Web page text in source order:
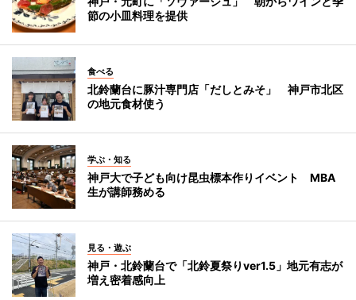
節の小皿料理を提供
食べる
北鈴蘭台に豚汁専門店「だしとみそ」 神戸市北区
の地元食材使う
学ぶ・知る
神戸大で子ども向け昆虫標本作りイベント MBA
生が講師務める
見る・遊ぶ
神戸・北鈴蘭台で「北鈴夏祭りver1.5」地元有志が
増え密着感向上